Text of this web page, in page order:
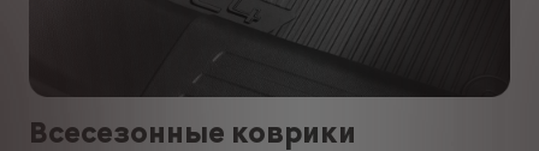
Всесезонные коврики